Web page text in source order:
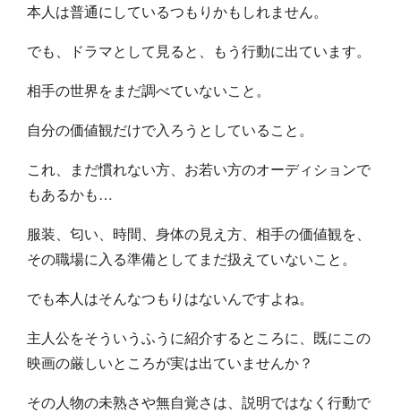
本人は普通にしているつもりかもしれません。
でも、ドラマとして見ると、もう行動に出ています。
相手の世界をまだ調べていないこと。
自分の価値観だけで入ろうとしていること。
これ、まだ慣れない方、お若い方のオーディションで
もあるかも…
服装、匂い、時間、身体の見え方、相手の価値観を、
その職場に入る準備としてまだ扱えていないこと。
でも本人はそんなつもりはないんですよね。
主人公をそういうふうに紹介するところに、既にこの
映画の厳しいところが実は出ていませんか？
その人物の未熟さや無自覚さは、説明ではなく行動で